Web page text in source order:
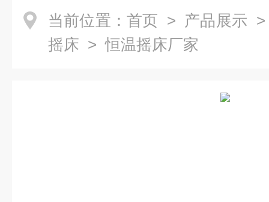
当前位置： 首页 > 产品展示
摇床 > 恒温摇床厂家